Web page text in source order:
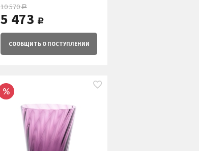
10 570руб.
5 473 руб.
СООБЩИТЬО ПОСТУПЛЕНИИ